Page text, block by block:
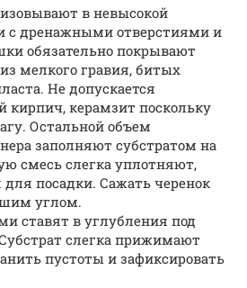
в невысокой
с дренажными отверстиями и
обязательно покрывают
мелкого гравия, битых
Не допускается
кирпич, керамзит поскольку
Остальной объем
заполняют субстратом на
смесь слегка уплотняют,
посадки. Сажать черенок
углом.
ставят в углубления под
слегка прижимают
пустоты и зафиксировать